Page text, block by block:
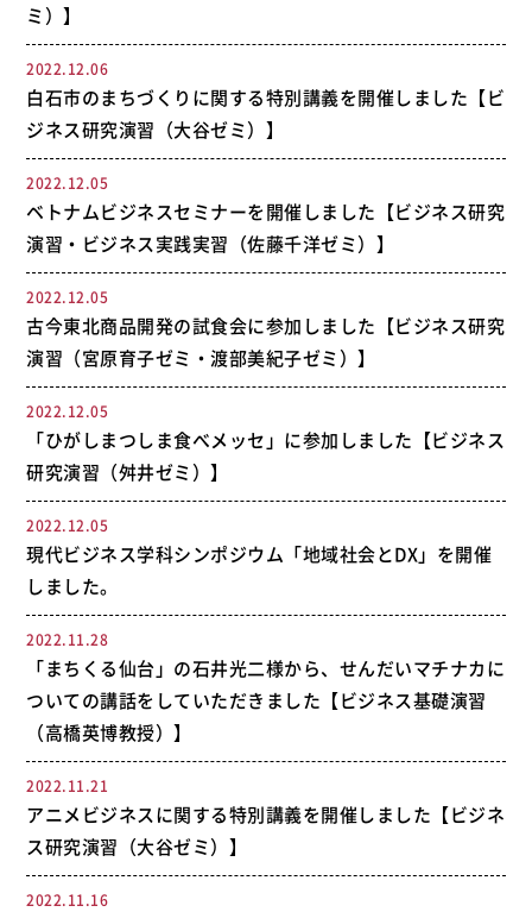
ミ）】
2022.12.06
白石市のまちづくりに関する特別講義を開催しました【ビ
ジネス研究演習（大谷ゼミ）】
2022.12.05
ベトナムビジネスセミナーを開催しました【ビジネス研究
演習・ビジネス実践実習（佐藤千洋ゼミ）】
2022.12.05
古今東北商品開発の試食会に参加しました【ビジネス研究
演習（宮原育子ゼミ・渡部美紀子ゼミ）】
2022.12.05
「ひがしまつしま食べメッセ」に参加しました【ビジネス
研究演習（舛井ゼミ）】
2022.12.05
現代ビジネス学科シンポジウム「地域社会とDX」を開催
しました。
2022.11.28
「まちくる仙台」の石井光二様から、せんだいマチナカに
ついての講話をしていただきました【ビジネス基礎演習
（高橋英博教授）】
2022.11.21
アニメビジネスに関する特別講義を開催しました【ビジネ
ス研究演習（大谷ゼミ）】
2022.11.16